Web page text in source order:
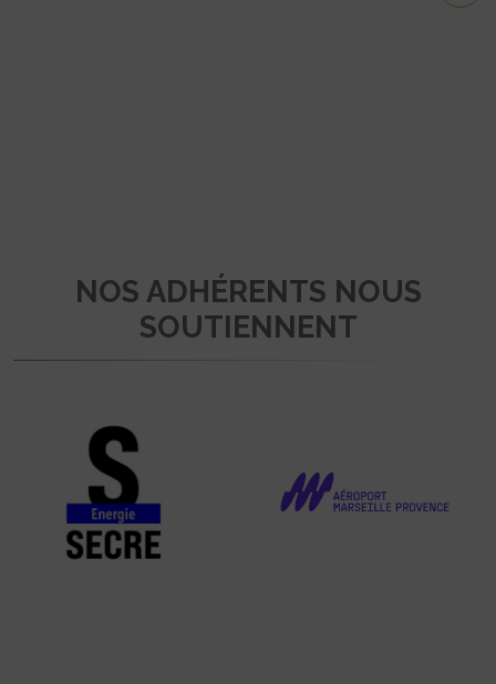
NOS ADHÉRENTS NOUS
SOUTIENNENT